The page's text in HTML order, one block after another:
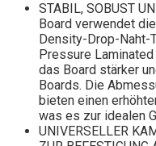
STABIL, SOBUST
Board verwendet
Density-Drop-Naht-
Pressure
das Board stärker
Boards. Die
bieten einen
was es zur idealen
UNIVERSELLER